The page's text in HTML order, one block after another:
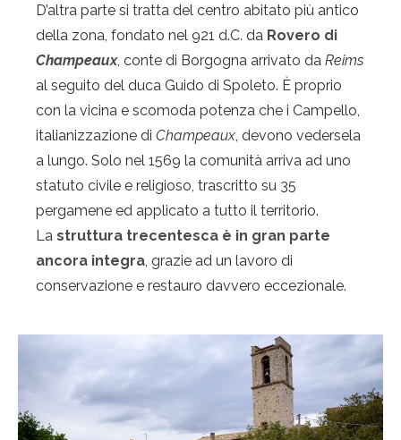
D’altra parte si tratta del centro abitato più antico
della zona, fondato nel 921 d.C. da Rovero di
Champeaux, conte di Borgogna arrivato da Reims
al seguito del duca Guido di Spoleto. È proprio
con la vicina e scomoda potenza che i Campello,
italianizzazione di Champeaux , devono vedersela
a lungo. Solo nel 1569 la comunità arriva ad uno
statuto civile e religioso, trascritto su 35
pergamene ed applicato a tutto il territorio.
La struttura trecentesca è in gran parte
ancora integra , grazie ad un lavoro di
conservazione e restauro davvero eccezionale.